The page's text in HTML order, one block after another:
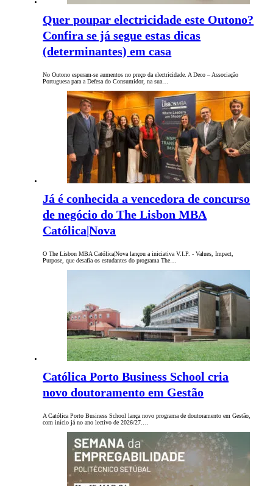
Quer poupar electricidade este Outono?
Confira se já segue estas dicas
(determinantes) em casa
No Outono esperam-se aumentos no preço da electricidade. A Deco – Associação
Portuguesa para a Defesa do Consumidor, na sua…
Já é conhecida a vencedora de concurso
de negócio do The Lisbon MBA
Católica|Nova
O The Lisbon MBA Católica|Nova lançou a iniciativa V.I.P. - Values, Impact,
Purpose, que desafia os estudantes do programa The…
Católica Porto Business School cria
novo doutoramento em Gestão
A Católica Porto Business School lança novo programa de doutoramento em Gestão,
com início já no ano lectivo de 2026/27.…